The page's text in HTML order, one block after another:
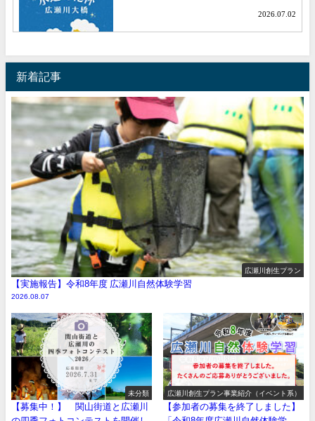
新着記事
広瀬川創生プラン
【実施報告】令和8年度 広瀬川自然体験学習
2026.08.07
未分類
【募集中！】 関山街道と広瀬川
広瀬川創生プラン事業紹介（イベント系）
【参加者の募集を終了しました】